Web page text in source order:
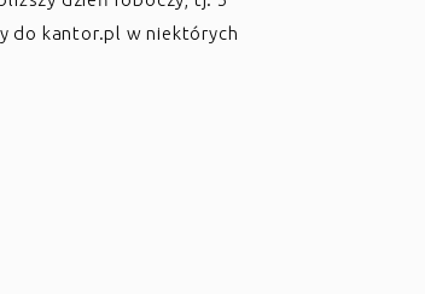
do kantor.pl w niektórych